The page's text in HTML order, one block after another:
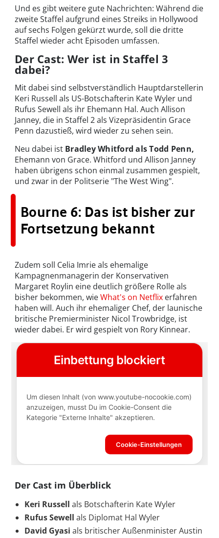
Und es gibt weitere gute Nachrichten: Während die
zweite Staffel aufgrund eines Streiks in Hollywood
auf sechs Folgen gekürzt wurde, soll die dritte
Staffel wieder acht Episoden umfassen.
Der Cast: Wer ist in Staffel 3
dabei?
Mit dabei sind selbstverständlich Hauptdarstellerin
Keri Russell als US-Botschafterin Kate Wyler und
Rufus Sewell als ihr Ehemann Hal. Auch Allison
Janney, die in Staffel 2 als Vizepräsidentin Grace
Penn dazustieß, wird wieder zu sehen sein.
Neu dabei ist Bradley Whitford als Todd Penn,
Ehemann von Grace. Whitford und Allison Janney
haben übrigens schon einmal zusammen gespielt,
und zwar in der Politserie "The West Wing".
Bourne 6: Das ist bisher zur
Fortsetzung bekannt
Zudem soll Celia Imrie als ehemalige
Kampagnenmanagerin der Konservativen
Margaret Roylin eine deutlich größere Rolle als
bisher bekommen, wieWhat's on Netflix erfahren
haben will. Auch ihr ehemaliger Chef, der launische
britische Premierminister Nicol Trowbridge, ist
wieder dabei. Er wird gespielt von Rory Kinnear.
Der Cast im Überblick
Keri Russell als Botschafterin Kate Wyler
Rufus Sewell als Diplomat Hal Wyler
David Gyasi als britischer Außenminister Austin